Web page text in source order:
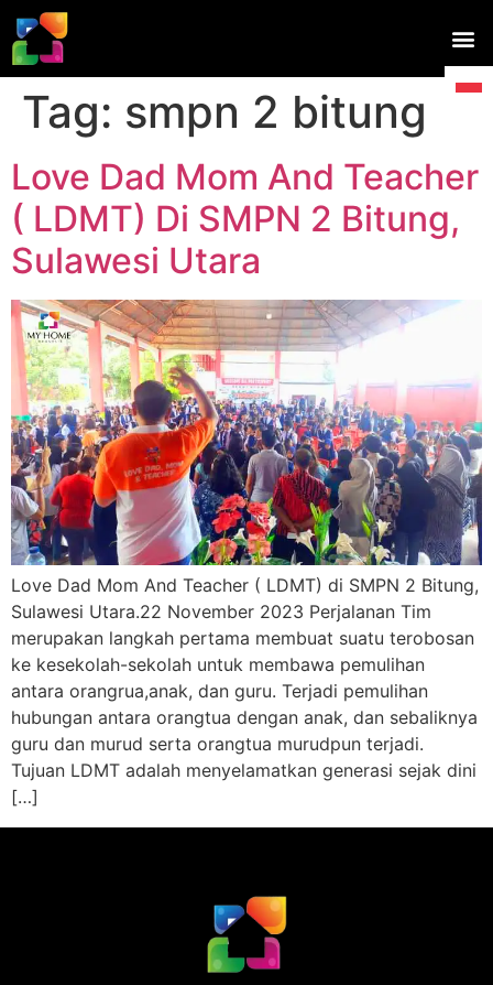
Tag: smpn 2 bitung
Love Dad Mom And Teacher
( LDMT) Di SMPN 2 Bitung,
Sulawesi Utara
Love Dad Mom And Teacher ( LDMT) di SMPN 2 Bitung,
Sulawesi Utara.22 November 2023 Perjalanan Tim
merupakan langkah pertama membuat suatu terobosan
ke kesekolah-sekolah untuk membawa pemulihan
antara orangrua,anak, dan guru. Terjadi pemulihan
hubungan antara orangtua dengan anak, dan sebaliknya
guru dan murud serta orangtua murudpun terjadi.
Tujuan LDMT adalah menyelamatkan generasi sejak dini
[…]